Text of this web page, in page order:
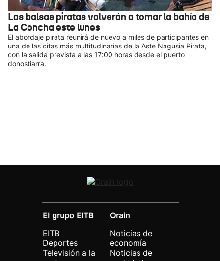
Las balsas piratas volverán a tomar la bahía de
La Concha este lunes
El abordaje pirata reunirá de nuevo a miles de participantes en
una de las citas más multitudinarias de la Aste Nagusia Pirata,
con la salida prevista a las 17:00 horas desde el puerto
donostiarra.
El grupo EITB
EITB
Deportes
Televisión a la
Orain
Noticias de
economía
Noticias de